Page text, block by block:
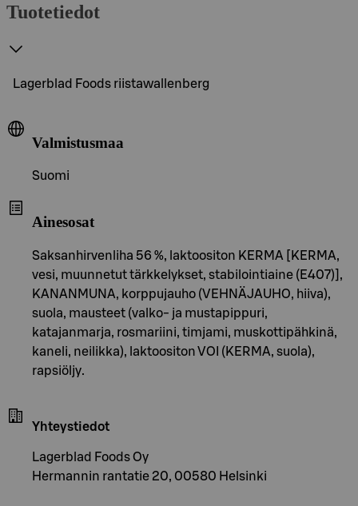
Tuotetiedot
Lagerblad Foods riistawallenberg
Valmistusmaa
Suomi
Ainesosat
Saksanhirvenliha 56 %, laktoositon KERMA [KERMA,
vesi, muunnetut tärkkelykset, stabilointiaine (E407)],
KANANMUNA, korppujauho (VEHNÄJAUHO, hiiva),
suola, mausteet (valko- ja mustapippuri,
katajanmarja, rosmariini, timjami, muskottipähkinä,
kaneli, neilikka), laktoositon VOI (KERMA, suola),
rapsiöljy.
Yhteystiedot
Lagerblad Foods Oy
Hermannin rantatie 20, 00580 Helsinki